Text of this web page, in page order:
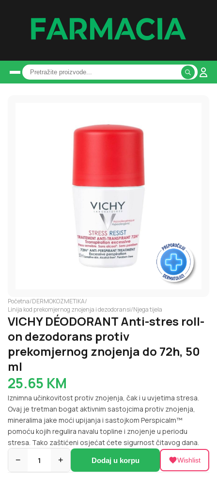
Početna/DERMOKOZMETIKA/
Linija kod prekomjernog znojenja i dezodoransi/Njega tijela
VICHY DÉODORANT Anti-stres roll-
on dezodorans protiv
prekomjernog znojenja do 72h, 50
ml
25.65 KM
Iznimna učinkovitost protiv znojenja, čak i u uvjetima stresa.
Ovaj je tretman bogat aktivnim sastojcima protiv znojenja,
mineralima jake moći upijanja i sastojkom Perspicalm™
pomoću kojih regulira navalu topline i znojenje u periodu
stresa. Tako zaštićeni osjećat ćete sigurnost čitavog dana.
− 1 + Dodaj u korpu Wishlist